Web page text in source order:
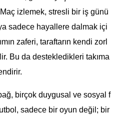
izlemek, stresli bir iş günü
sadece hayallere dalmak içi
zaferi, taraftarın kendi zorl
Bu da destekledikleri takıma
birçok duygusal ve sosyal f
sadece bir oyun değil; bir